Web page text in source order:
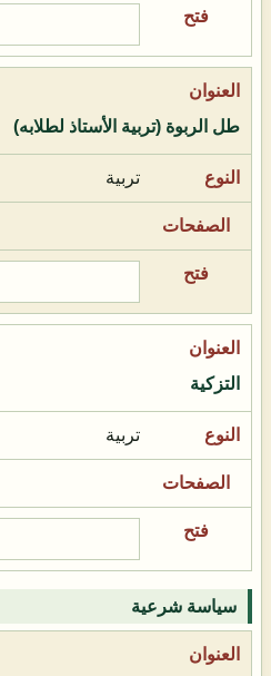
طل الربوة (تربية الأستاذ لطلابه)
تربية
التزكية
تربية
سياسة شرعية